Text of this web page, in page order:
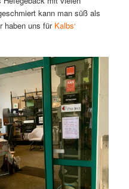
kann man süß als
haben uns für Kalbs‘